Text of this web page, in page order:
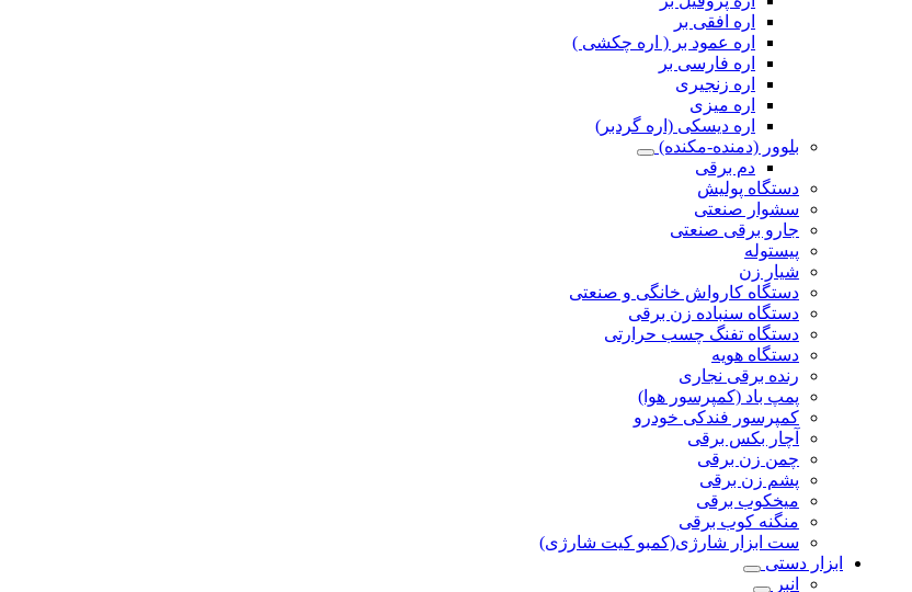
اره افقی بر
اره عمود بر ( اره چکشی )
اره فارسی بر
اره زنجیری
اره میزی
اره دیسکی (اره گردبر)
بلوور (دمنده-مکنده)
دم برقی
دستگاه پولیش
سشوار صنعتی
جارو برقی صنعتی
پیستوله
شیار زن
دستگاه کارواش خانگی و صنعتی
دستگاه سنباده زن برقی
دستگاه تفنگ چسب حرارتی
دستگاه هویه
رنده برقی نجاری
پمپ باد (کمپرسور هوا)
کمپرسور فندکی خودرو
آچار بکس برقی
چمن زن برقی
پشم زن برقی
میخکوب برقی
منگنه کوب برقی
ست ابزار شارژی(کمبو کیت شارژی)
ابزار دستی
انبر